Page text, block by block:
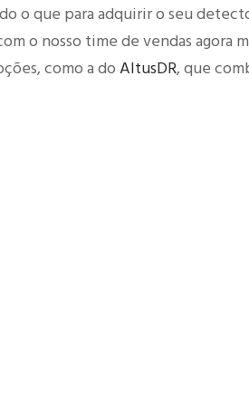
o que para adquirir o seu
o nosso time de vendas agora
como a doAltusDR, que